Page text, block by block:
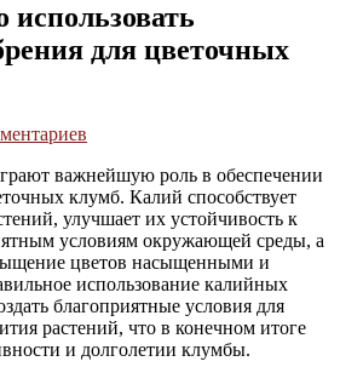
для цветочных
важнейшую роль в обеспечении
клумб. Калий способствует
улучшает их устойчивость к
условиям окружающей среды, а
цветов насыщенными и
использование калийных
благоприятные условия для
растений, что в конечном итоге
и долголетии клумбы.